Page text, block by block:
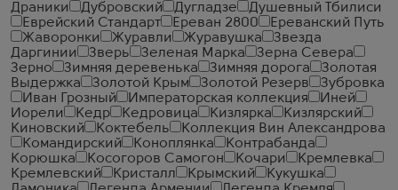
Драники
Дубровский Дугладзе
Душевный Тбилиси
Еврейский Стандарт
Ереван 2800
Ереванский Путь
Жаворонки
Журавли Журавушка
Звезда
Даргинии
Зверь Зеленая Марка
Зерна Севера
Зерно
Зимняя деревенька Зимняя дорога
Золотая
Выдержка
Золотой Крым Золотой Резерв
Зубровка
Иван Грозный
Императорская коллекция
Иней
Иорели
Кедр Кедровица Кизлярка
Кизлярский
Киновский
Коктебель
Коллекция Вин Александрова
Командирский
Коноплянка
Контрабанда
Корюшка
Косогоров Самогон Кочари
Кремлевка
Кремлевский
Кристалл Крымский
Кукушка